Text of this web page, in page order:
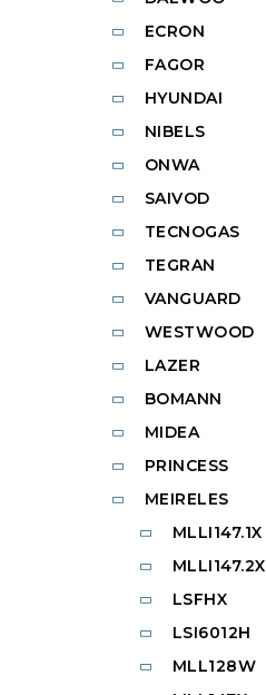
ECRON
FAGOR
HYUNDAI
NIBELS
ONWA
SAIVOD
TECNOGAS
TEGRAN
VANGUARD
WESTWOOD
LAZER
BOMANN
MIDEA
PRINCESS
MEIRELES
MLLI147.1X
MLLI147.2X
LSFHX
LSI6012H
MLL128W